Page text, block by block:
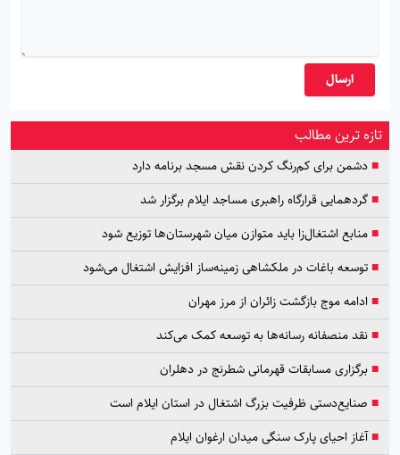
ارسال
تازه ترین مطالب
■دشمن برای کم‌رنگ کردن نقش مسجد برنامه دارد
■گردهمایی قرارگاه راهبری مساجد ایلام برگزار شد
■منابع اشتغال‌زا باید متوازن میان شهرستان‌ها توزیع شود
■توسعه باغات در ملکشاهی زمینه‌ساز افزایش اشتغال می‌شود
■ ادامه موج بازگشت زائران از مرز مهران
■نقد منصفانه رسانه‌ها به توسعه کمک می‌کند
■برگزاری مسابقات قهرمانی شطرنج در دهلران
■ صنایع‌دستی ظرفیت بزرگ اشتغال در استان ایلام است
■آغاز احیای پارک سنگی میدان ارغوان ایلام